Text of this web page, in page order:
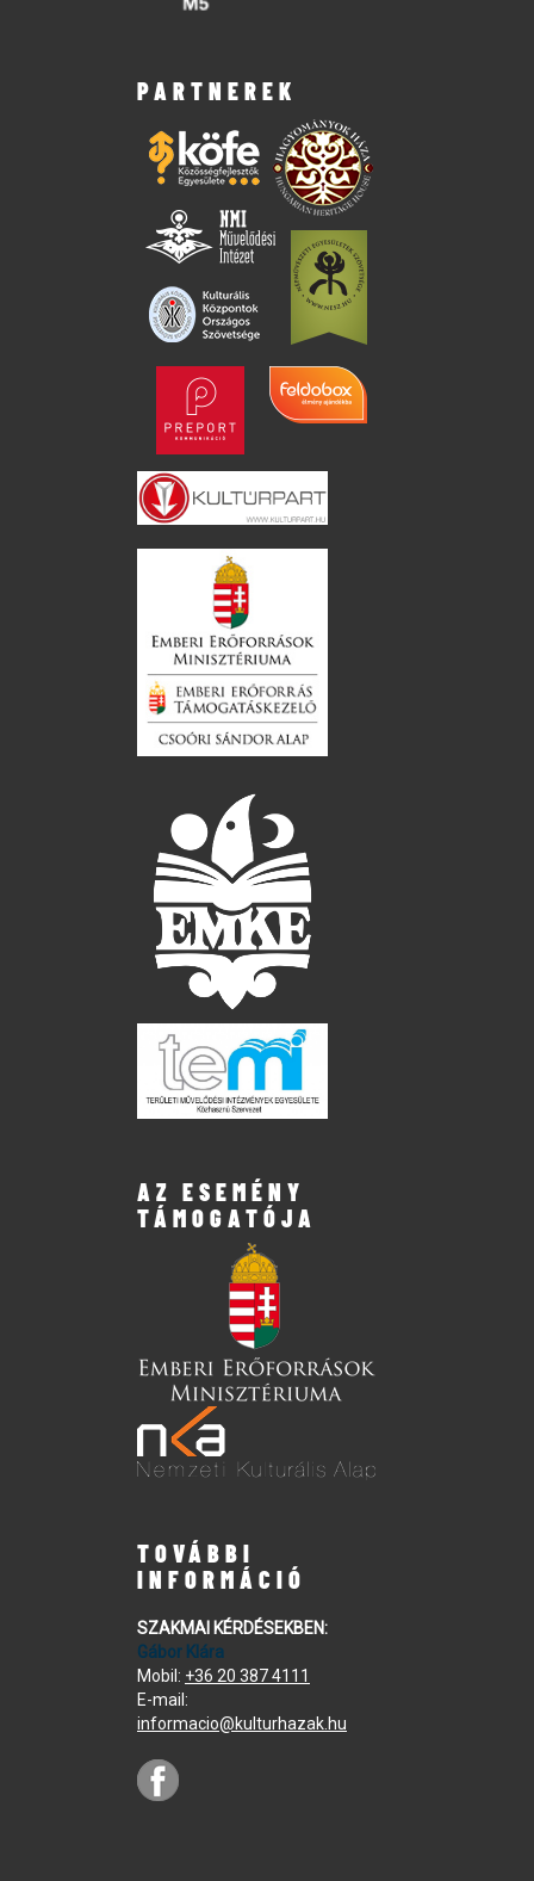
PARTNEREK
AZ ESEMÉNY
TÁMOGATÓJA
TOVÁBBI
INFORMÁCIÓ
SZAKMAI KÉRDÉSEKBEN:
Gábor Klára
Mobil: +36 20 387 4111
E-mail:
informacio@kulturhazak.hu